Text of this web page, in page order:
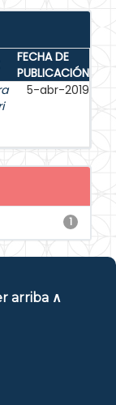
FECHA DE
PUBLICACIÓN
5-abr-2019
1
arriba ∧